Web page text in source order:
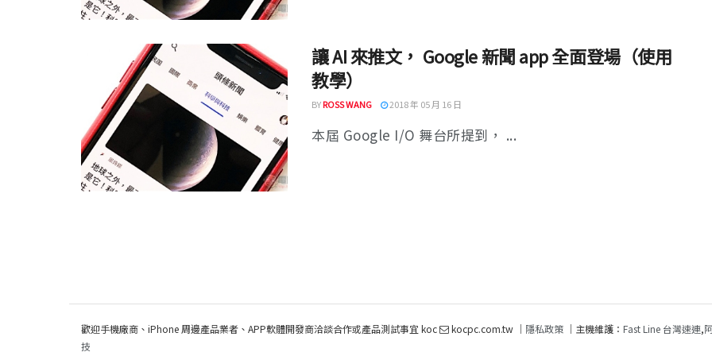
讓 AI 來推文， Google 新聞 app 全面登場（使用
教學）
BYROSS WANG 2018 年 05 月 16 日
本屆 Google I/O 舞台所提到， ...
歡迎手機廠商、iPhone 周邊產品業者、APP軟體開發商洽談合作或產品測試事宜 koc kocpc.com.tw ｜ 隱私政策 ｜主機維護： Fast Line 台灣速連,
技